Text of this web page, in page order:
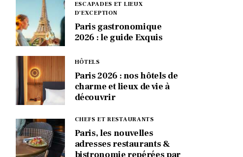
ESCAPADES ET LIEUX
D'EXCEPTION
Paris gastronomique
2026 : le guide Exquis
HÔTELS
Paris 2026 : nos hôtels de
charme et lieux de vie à
découvrir
CHEFS ET RESTAURANTS
Paris, les nouvelles
adresses restaurants &
bistronomie repérées par